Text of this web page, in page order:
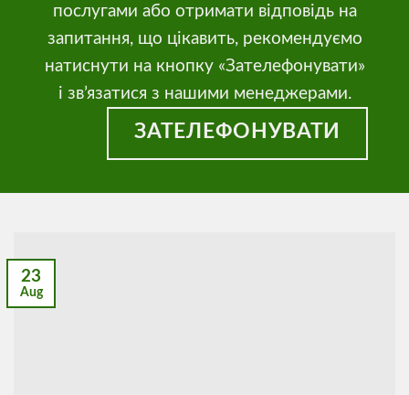
послугами або отримати відповідь на
запитання, що цікавить, рекомендуємо
натиснути на кнопку «Зателефонувати»
і зв’язатися з нашими менеджерами.
ЗАТЕЛЕФОНУВАТИ
23
Aug